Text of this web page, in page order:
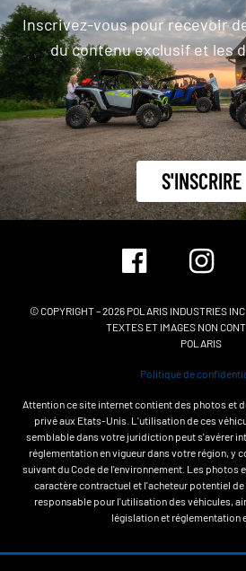
Inscrivez-vous pour recevoir
du contenu exclusif et les
S'INSCRIRE
© COPYRIGHT – 2026 POLARIS INDUSTRIES
TEXTES ET IMAGES NON
POLARIS
Politique de
Attention ce site internet contient des photos et
privé aux Etats-Unis. L'utilisation de ces
semblable dans votre juridiction peut s'avérer
réglementation en vigueur dans votre région, y
suivant du Code de l'environnement. Les photos
caractère contractuel et l'acheteur potentiel de
responsable pour l'utilisation des véhicules,
législation et réglementation